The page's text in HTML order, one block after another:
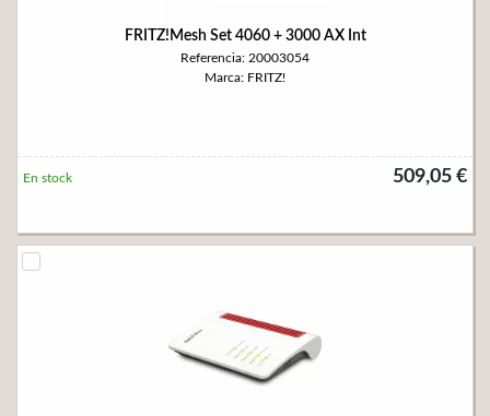
FRITZ!Mesh Set 4060 + 3000 AX Int
Referencia: 20003054
Marca: FRITZ!
509,05 €
En stock